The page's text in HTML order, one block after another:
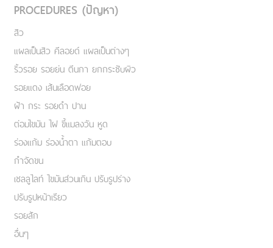
PROCEDURES (ปัญหา)
สิว
แผลเป็นสิว คีลอยด์ แผลเป็นต่างๆ
ริ้วรอย รอยย่น ตีนกา ยกกระชับผิว
รอยแดง เส้นเลือดฟอย
ฝ้า กระ รอยดำ ปาน
ต่อมไขมัน ไฝ ขี้แมลงวัน หูด
ร่องแก้ม ร่องน้ำตา แก้มตอบ
กำจัดขน
เชลลูไลท์ ไขมันส่วนเกิน ปรับรูปร่าง
ปรับรูปหน้าเรียว
รอยสัก
อื่นๆ